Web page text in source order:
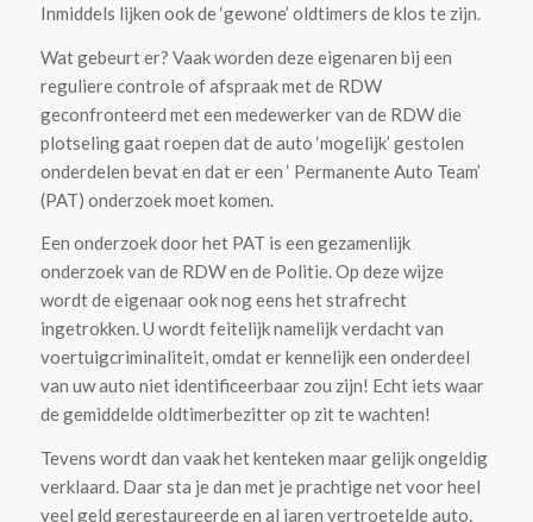
Inmiddels lijken ook de ‘gewone’ oldtimers de klos te zijn.
Wat gebeurt er? Vaak worden deze eigenaren bij een
reguliere controle of afspraak met de RDW
geconfronteerd met een medewerker van de RDW die
plotseling gaat roepen dat de auto ‘mogelijk’ gestolen
onderdelen bevat en dat er een ‘ Permanente Auto Team’
(PAT) onderzoek moet komen.
Een onderzoek door het PAT is een gezamenlijk
onderzoek van de RDW en de Politie. Op deze wijze
wordt de eigenaar ook nog eens het strafrecht
ingetrokken. U wordt feitelijk namelijk verdacht van
voertuigcriminaliteit, omdat er kennelijk een onderdeel
van uw auto niet identificeerbaar zou zijn! Echt iets waar
de gemiddelde oldtimerbezitter op zit te wachten!
Tevens wordt dan vaak het kenteken maar gelijk ongeldig
verklaard. Daar sta je dan met je prachtige net voor heel
veel geld gerestaureerde en al jaren vertroetelde auto.